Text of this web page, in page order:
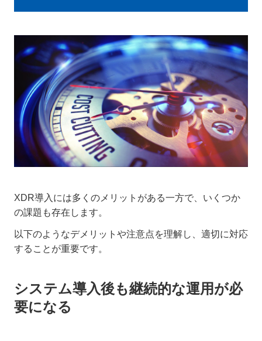
XDR導入には多くのメリットがある一方で、いくつか
の課題も存在します。
以下のようなデメリットや注意点を理解し、適切に対応
することが重要です。
システム導入後も継続的な運用が必
要になる